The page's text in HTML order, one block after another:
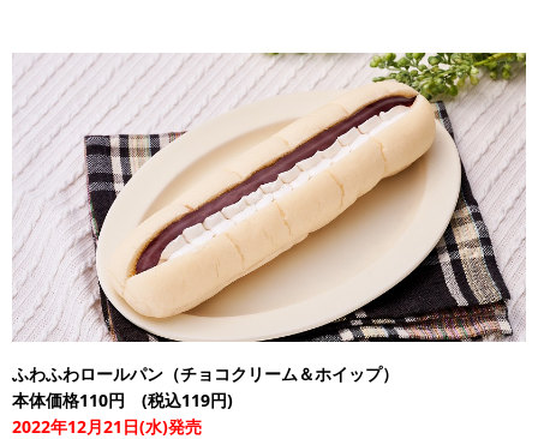
ふわふわロールパン（チョコクリーム＆ホイップ）
本体価格110円 (税込119円)
2022年12月21日(水)発売